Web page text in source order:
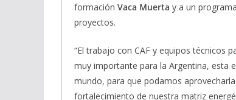
formación Vaca Muerta y a un
proyectos.
“El trabajo con CAF y equipos técnicos
muy importante para la Argentina, esta
mundo, para que podamos
fortalecimiento de nuestra matriz